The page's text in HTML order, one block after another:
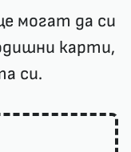
могат да си
карти,
си.